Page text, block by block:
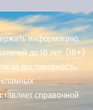
информацию,
до 16 лет. (16+)
за достоверность
справочной